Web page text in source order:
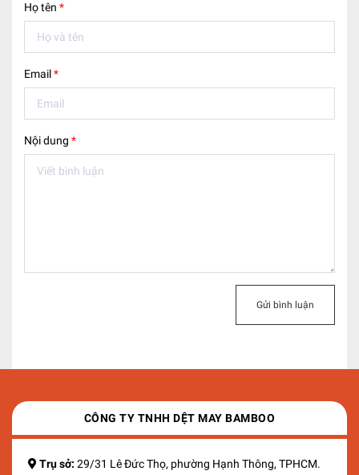
Họ tên *
Email*
Nội dung *
Gửi bình luận
CÔNG TY TNHH DỆT MAY BAMBOO
Trụ sở: 29/31 Lê Đức Thọ, phường Hạnh Thông, TPHCM.